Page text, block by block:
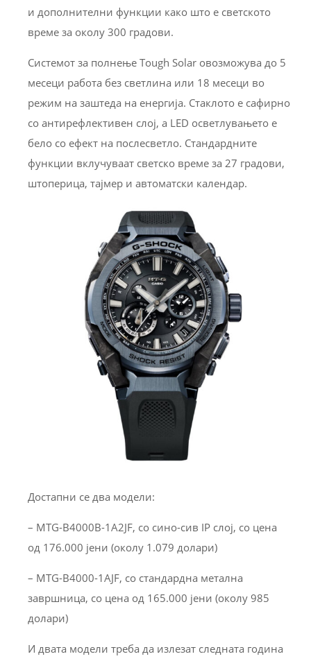
и дополнителни функции како што е светското
време за околу 300 градови.
Системот за полнење Tough Solar овозможува до 5
месеци работа без светлина или 18 месеци во
режим на заштеда на енергија. Стаклото е сафирно
со антирефлективен слој, а LED осветлувањето е
бело со ефект на послесветло. Стандардните
функции вклучуваат светско време за 27 градови,
штоперица, тајмер и автоматски календар.
Достапни се два модели:
– MTG-B4000B-1A2JF, со сино-сив IP слој, со цена
од 176.000 јени (околу 1.079 долари)
– MTG-B4000-1AJF, со стандардна метална
завршница, со цена од 165.000 јени (околу 985
долари)
И двата модели треба да излезат следната година